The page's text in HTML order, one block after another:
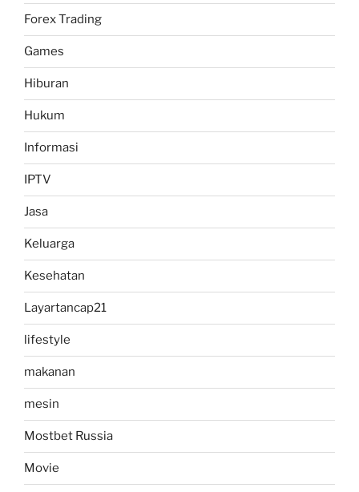
Forex Trading
Games
Hiburan
Hukum
Informasi
IPTV
Jasa
Keluarga
Kesehatan
Layartancap21
lifestyle
makanan
mesin
Mostbet Russia
Movie